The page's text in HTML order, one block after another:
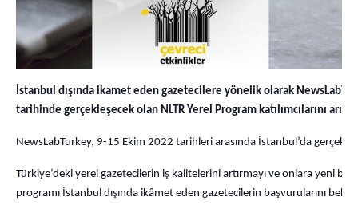
İstanbul dışında ikamet eden gazetecilere yönelik olarak
tarihinde gerçekleşecek olan NLTR Yerel Program katılımcılarını
NewsLabTurkey, 9-15 Ekim 2022 tarihleri arasında İstanbul’da
Türkiye’deki yerel gazetecilerin iş kalitelerini artırmayı ve onlara yeni
programı İstanbul dışında ikâmet eden gazetecilerin başvurularını